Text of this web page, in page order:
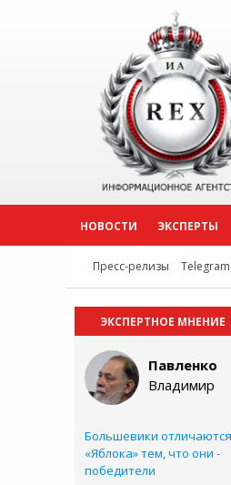
НОВОСТИ ЭКСПЕРТЫ
Пресс-релизы Telegram
ЭКСПЕРТНОЕ МНЕНИЕ
Павленко
Владимир
Большевики
«Яблока» тем, что они -
победители